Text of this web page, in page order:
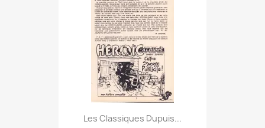
Les Classiques Dupuis...